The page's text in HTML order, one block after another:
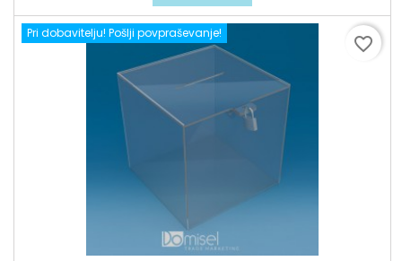
Pri dobavitelju! Pošlji povpraševanje!
favorite_border